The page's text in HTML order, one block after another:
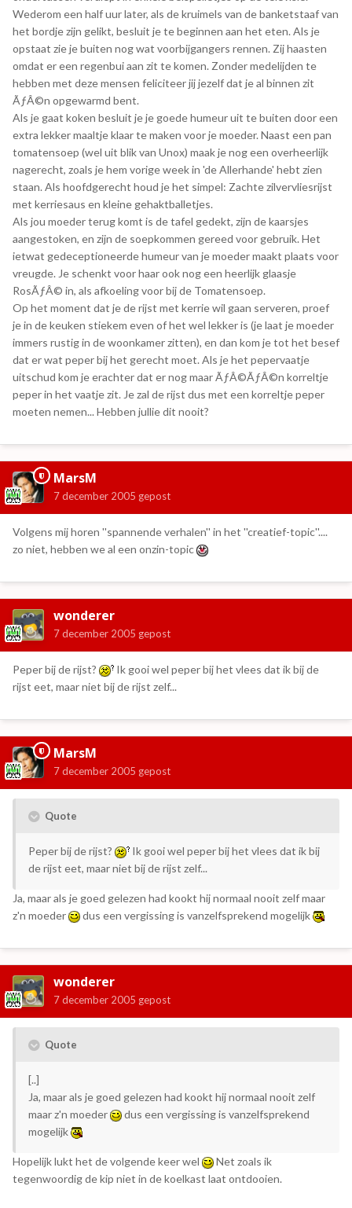
Wederom een half uur later, als de kruimels van de banketstaaf van
het bordje zijn gelikt, besluit je te beginnen aan het eten. Als je
opstaat zie je buiten nog wat voorbijgangers rennen. Zij haasten
omdat er een regenbui aan zit te komen. Zonder medelijden te
hebben met deze mensen feliciteer jij jezelf dat je al binnen zit
ÃƒÂ©n opgewarmd bent.
Als je gaat koken besluit je je goede humeur uit te buiten door een
extra lekker maaltje klaar te maken voor je moeder. Naast een pan
tomatensoep (wel uit blik van Unox) maak je nog een overheerlijk
nagerecht, zoals je hem vorige week in 'de Allerhande' hebt zien
staan. Als hoofdgerecht houd je het simpel: Zachte zilvervliesrijst
met kerriesaus en kleine gehaktballetjes.
Als jou moeder terug komt is de tafel gedekt, zijn de kaarsjes
aangestoken, en zijn de soepkommen gereed voor gebruik. Het
ietwat gedeceptioneerde humeur van je moeder maakt plaats voor
vreugde. Je schenkt voor haar ook nog een heerlijk glaasje
RosÃƒÂ© in, als afkoeling voor bij de Tomatensoep.
Op het moment dat je de rijst met kerrie wil gaan serveren, proef
je in de keuken stiekem even of het wel lekker is (je laat je moeder
immers rustig in de woonkamer zitten), en dan kom je tot het besef
dat er wat peper bij het gerecht moet. Als je het pepervaatje
uitschud kom je erachter dat er nog maar ÃƒÂ©ÃƒÂ©n korreltje
peper in het vaatje zit. Je zal de rijst dus met een korreltje peper
moeten nemen... Hebben jullie dit nooit?
MarsM
7 december 2005 gepost
Volgens mij horen ''spannende verhalen'' in het ''creatief-topic''....
zo niet, hebben we al een onzin-topic
wonderer
7 december 2005 gepost
Peper bij de rijst?
Ik gooi wel peper bij het vlees dat ik bij de
rijst eet, maar niet bij de rijst zelf...
MarsM
7 december 2005 gepost
Quote
Peper bij de rijst?
Ik gooi wel peper bij het vlees dat ik bij
de rijst eet, maar niet bij de rijst zelf...
Ja, maar als je goed gelezen had kookt hij normaal nooit zelf maar
z'n moeder
dus een vergissing is vanzelfsprekend mogelijk
wonderer
7 december 2005 gepost
Quote
[..]
Ja, maar als je goed gelezen had kookt hij normaal nooit zelf
maar z'n moeder
dus een vergissing is vanzelfsprekend
mogelijk
Hopelijk lukt het de volgende keer wel
Net zoals ik
tegenwoordig de kip niet in de koelkast laat ontdooien.